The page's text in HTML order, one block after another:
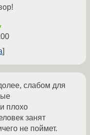
слабом для
плохо
занят
не поймет.